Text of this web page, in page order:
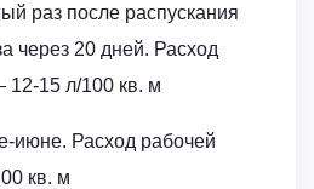
раз после распускания
через 20 дней. Расход
12-15 л/100 кв. м
июне. Расход рабочей
кв. м